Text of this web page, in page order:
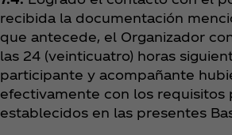
recibida la documentación
que antecede, el Organizador
las 24 (veinticuatro) horas
participante y acompañante
efectivamente con los requisitos
establecidos en las presentes